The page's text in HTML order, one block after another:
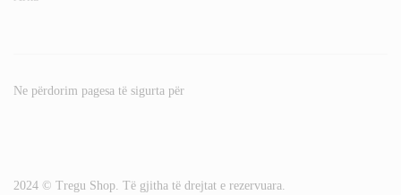
2024 © Tregu Shop. Të gjitha të drejtat e rezervuara.
Ne përdorim pagesa të sigurta për